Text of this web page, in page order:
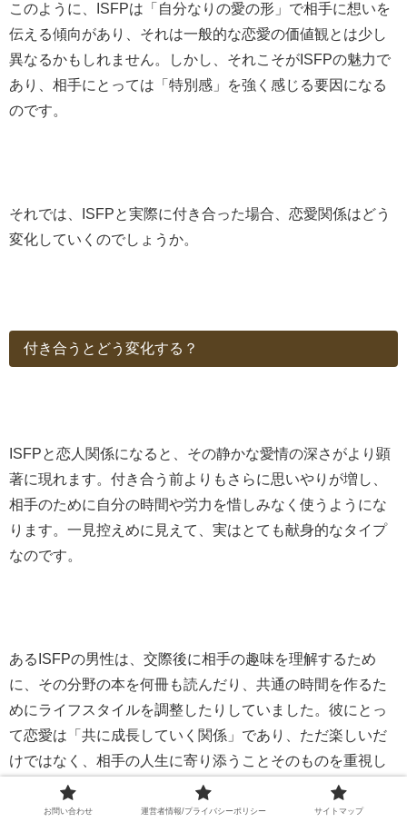
このように、ISFPは「自分なりの愛の形」で相手に想いを
伝える傾向があり、それは一般的な恋愛の価値観とは少し
異なるかもしれません。しかし、それこそがISFPの魅力で
あり、相手にとっては「特別感」を強く感じる要因になる
のです。
それでは、ISFPと実際に付き合った場合、恋愛関係はどう
変化していくのでしょうか。
付き合うとどう変化する？
ISFPと恋人関係になると、その静かな愛情の深さがより顕
著に現れます。付き合う前よりもさらに思いやりが増し、
相手のために自分の時間や労力を惜しみなく使うようにな
ります。一見控えめに見えて、実はとても献身的なタイプ
なのです。
あるISFPの男性は、交際後に相手の趣味を理解するため
に、その分野の本を何冊も読んだり、共通の時間を作るた
めにライフスタイルを調整したりしていました。彼にとっ
て恋愛は「共に成長していく関係」であり、ただ楽しいだ
けではなく、相手の人生に寄り添うことそのものを重視し
ていたのです。
お問い合わせ 運営者情報/プライバシーポリシー サイトマップ